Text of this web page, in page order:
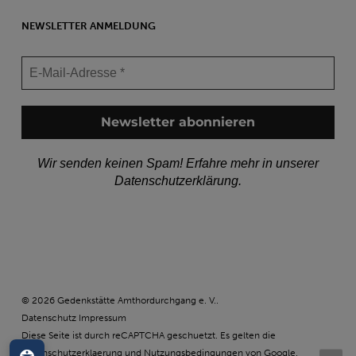
NEWSLETTER ANMELDUNG
Wir senden keinen Spam! Erfahre mehr in unserer
Datenschutzerklärung.
© 2026 Gedenkstätte Amthordurchgang e. V..
Datenschutz Impressum
Diese Seite ist durch reCAPTCHA geschuetzt. Es gelten die
Datenschutzerklaerung und Nutzungsbedingungenvon Google.